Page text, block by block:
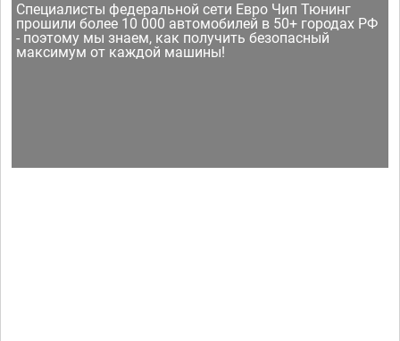
Специалисты федеральной сети Евро Чип Тюнинг
прошили более 10 000 автомобилей в 50+ городах РФ
- поэтому мы знаем, как получить безопасный
максимум от каждой машины!